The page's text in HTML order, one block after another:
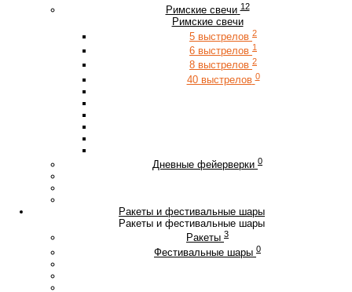
Римские свечи 12
Римские свечи
5 выстрелов 2
6 выстрелов 1
8 выстрелов 2
40 выстрелов 0
Дневные фейерверки 0
Ракеты и фестивальные шары
Ракеты и фестивальные шары
Ракеты 3
Фестивальные шары 0